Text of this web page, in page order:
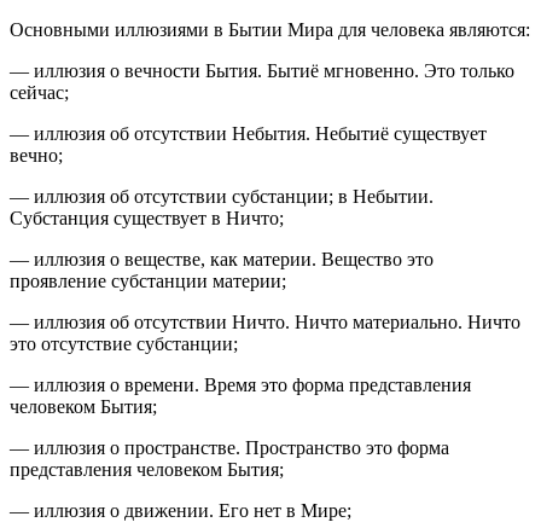
Основными иллюзиями в Бытии Мира для человека являются:
— иллюзия о вечности Бытия. Бытиё мгновенно. Это только
сейчас;
— иллюзия об отсутствии Небытия. Небытиё существует
вечно;
— иллюзия об отсутствии субстанции; в Небытии.
Субстанция существует в Ничто;
— иллюзия о веществе, как материи. Вещество это
проявление субстанции материи;
— иллюзия об отсутствии Ничто. Ничто материально. Ничто
это отсутствие субстанции;
— иллюзия о времени. Время это форма представления
человеком Бытия;
— иллюзия о пространстве. Пространство это форма
представления человеком Бытия;
— иллюзия о движении. Его нет в Мире;